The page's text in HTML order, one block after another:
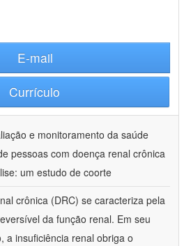
E-mail
Currículo
e monitoramento da saúde
pessoas com doença renal crônica
um estudo de coorte
crônica (DRC) se caracteriza pela
da função renal. Em seu
a insuficiência renal obriga o